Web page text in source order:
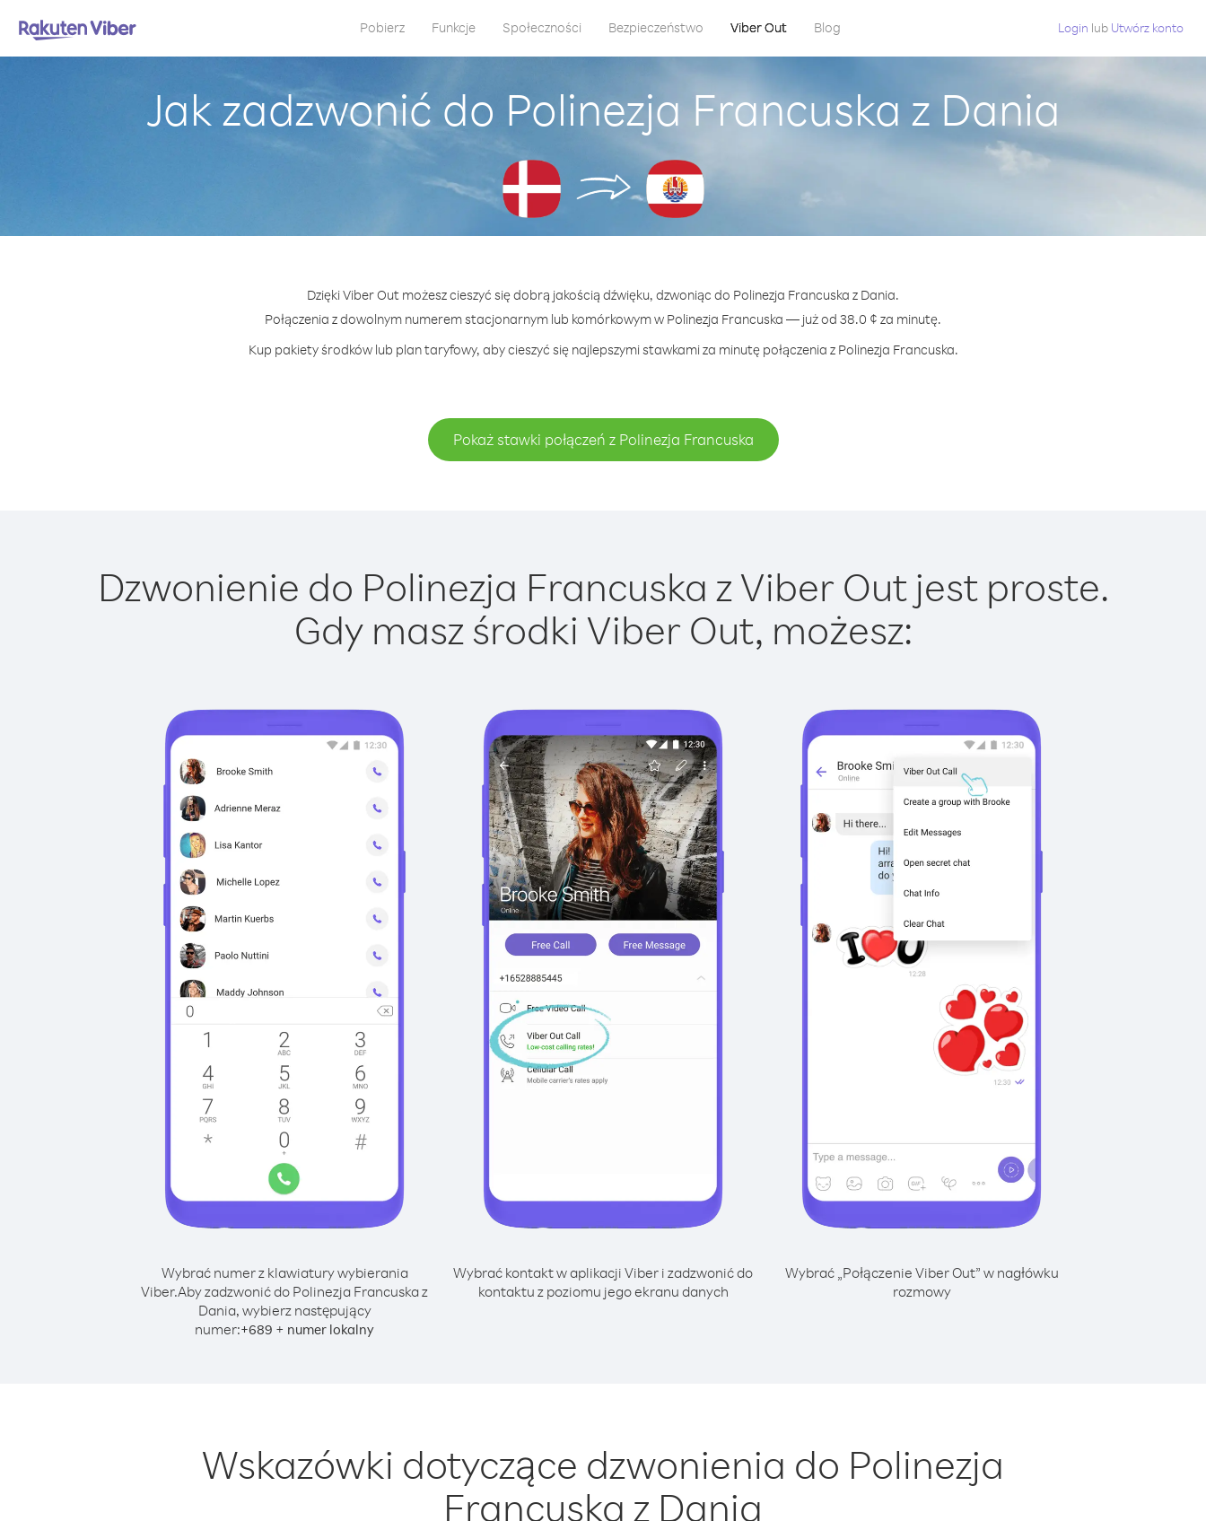
Pobierz Funkcje Społeczności Bezpieczeństwo Viber Out Blog Login lub Utwórz konto
Jak zadzwonić do Polinezja Francuska z Dania
Dzięki Viber Out możesz cieszyć się dobrą jakością dźwięku, dzwoniąc do Polinezja Francuska z Dania.
Połączenia z dowolnym numerem stacjonarnym lub komórkowym w Polinezja Francuska — już od 38.0 ¢ za minutę.
Kup pakiety środków lub plan taryfowy, aby cieszyć się najlepszymi stawkami za minutę połączenia z Polinezja Francuska.
Pokaż stawki połączeń z Polinezja Francuska
Dzwonienie do Polinezja Francuska z Viber Out jest proste.
Gdy masz środki Viber Out, możesz:
Wybrać numer z klawiatury wybierania
Viber.Aby zadzwonić do Polinezja Francuska z
Dania, wybierz następujący
numer:+689 + numer lokalny
Wybrać kontakt w aplikacji Viber i zadzwonić do
kontaktu z poziomu jego ekranu danych
Wybrać „Połączenie Viber Out” w nagłówku
rozmowy
Wskazówki dotyczące dzwonienia do Polinezja
Francuska z Dania